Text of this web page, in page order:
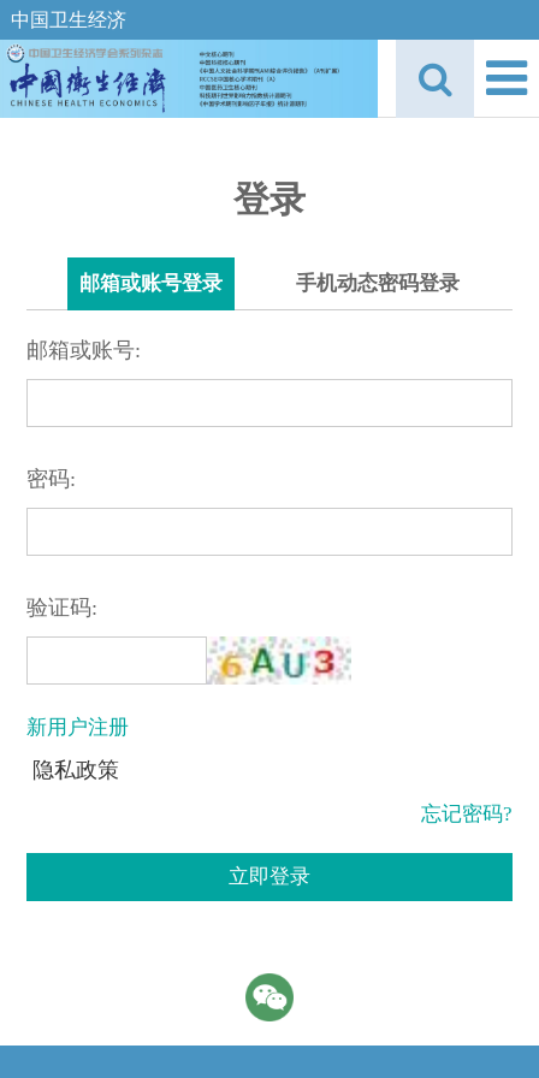
中国卫生经济
登录
邮箱或账号登录 手机动态密码登录
邮箱或账号:
密码:
验证码:
新用户注册
隐私政策
忘记密码?
立即登录